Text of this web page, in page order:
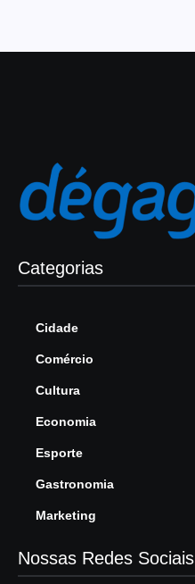
Categorias
Cidade
Comércio
Cultura
Economia
Esporte
Gastronomia
Marketing
Nossas Redes Sociais